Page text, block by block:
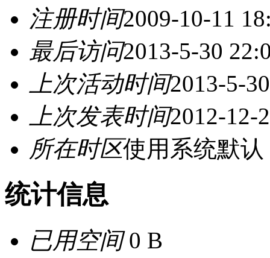
注册时间2009-10-11
最后访问2013-5-30
上次活动时间2013-5-
上次发表时间2012-12-
所在时区使用系统默认
统计信息
已用空间0 B